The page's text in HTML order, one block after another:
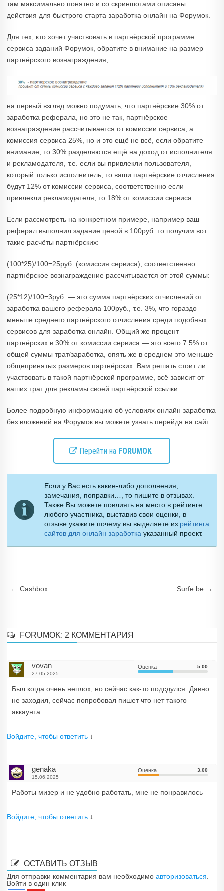
там максимально понятно и со скриншотами описаны
действия для быстрого старта заработка онлайн на Форумок.
Для тех, кто хочет участвовать в партнёрской программе
сервиса заданий Форумок, обратите в внимание на размер
партнёрского вознаграждения,
на первый взгляд можно подумать, что партнёрские 30% от
заработка реферала, но это не так, партнёрское
вознаграждение рассчитывается от комиссии сервиса, а
комиссия сервиса 25%, но и это ещё не всё, если обратите
внимание, то 30% разделяются ещё на доход от исполнителя
и рекламодателя, т.е. если вы привлекли пользователя,
который только исполнитель, то ваши партнёрские отчисления
будут 12% от комиссии сервиса, соответственно если
привлекли рекламодателя, то 18% от комиссии сервиса.
Если рассмотреть на конкретном примере, например ваш
реферал выполнил задание ценой в 100руб. то получим вот
такие расчёты партнёрских:
(100*25)/100=25руб. (комиссия сервиса), соответственно
партнёрское вознаграждение рассчитывается от этой суммы:
(25*12)/100=3руб. — это сумма партнёрских отчислений от
заработка вашего реферала 100руб., т.е. 3%, что гораздо
меньше среднего партнёрского отчисления среди подобных
сервисов для заработка онлайн. Общий же процент
партнёрских в 30% от комиссии сервиса — это всего 7.5% от
общей суммы трат/заработка, опять же в среднем это меньше
общепринятых размеров партнёрских. Вам решать стоит ли
участвовать в такой партнёрской программе, всё зависит от
ваших трат для рекламы своей партнёрской ссылки.
Более подробную информацию об условиях онлайн заработка
без вложений на Форумок вы можете узнать перейдя на сайт
Перейти на FORUMOK
Если у Вас есть какие-либо дополнения,
замечания, поправки…, то пишите в отзывах.
Также Вы можете повлиять на место в рейтинге
любого участника, выставив свои оценки, в
отзыве укажите почему вы выделяете из рейтинга
сайтов для онлайн заработка указанный проект.
Навигация по записям
← Сashbox Surfe.be →
FORUMOK: 2 КОММЕНТАРИЯ
vovan
27.05.2025
Оценка 5.00
Был когда очень неплох, но сейчас как-то подсдулся. Давно
не заходил, сейчас попробовал пишет что нет такого
аккаунта
Войдите, чтобы ответить ↓
genaka
15.06.2025
Оценка 3.00
Работы мизер и не удобно работать, мне не понравилось
Войдите, чтобы ответить ↓
ОСТАВИТЬ ОТЗЫВ
Для отправки комментария вам необходимо авторизоваться
Войти в один клик